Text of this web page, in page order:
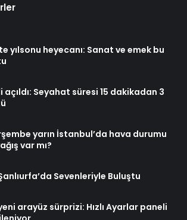
yılsonu heyecanı: Sanat ve emek bu
açıldı: Seyahat süresi 15 dakikadan 3
yarın İstanbul’da hava durumu
var mı?
Sevenleriyle Buluştu
arayüz sürprizi: Hızlı Ayarlar paneli